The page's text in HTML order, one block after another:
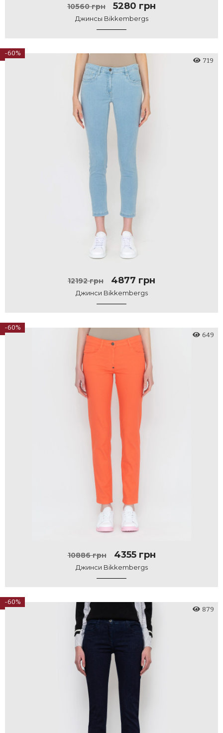
10560 грн 5280 грн
Джинсы Bikkembergs
-60%
12192 грн 4877 грн
Джинси Bikkembergs
719
-60%
10886 грн 4355 грн
Джинси Bikkembergs
649
-60%
879